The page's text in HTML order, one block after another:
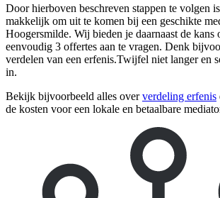
Door hierboven beschreven stappen te volgen
makkelijk om uit te komen bij een geschikte
Hoogersmilde. Wij bieden je daarnaast de kans
eenvoudig 3 offertes aan te vragen. Denk
verdelen van een erfenis.Twijfel niet langer en
in.
Bekijk bijvoorbeeld alles oververdeling erfenis
de kosten voor een lokale en betaalbare